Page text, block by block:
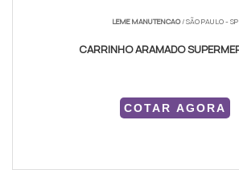
LEME MANUTENCAO/ SÃO PAULO - SP
CARRINHO ARAMADO
COTAR AGORA